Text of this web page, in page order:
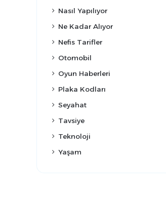
Nasıl Yapılıyor
Ne Kadar Alıyor
Nefis Tarifler
Otomobil
Oyun Haberleri
Plaka Kodları
Seyahat
Tavsiye
Teknoloji
Yaşam